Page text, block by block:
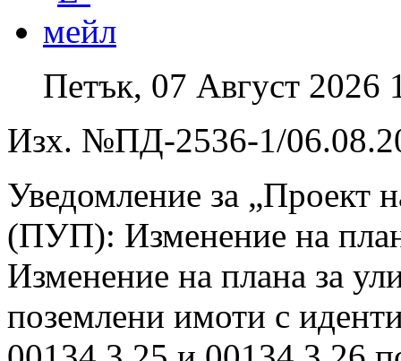
Петък, 07 Август 2026
Изх. №ПД-2536-1/
Уведомление за „Проект
(ПУП): Изменение на
Изменение на плана за
поземлени имоти с